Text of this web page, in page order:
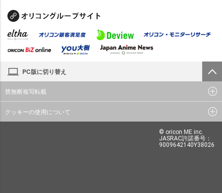
PC版に切り替え
禁無断複写転載
クッキーの使用について
© oricon ME inc.
JASRAC許諾番号：
9009642140Y38026